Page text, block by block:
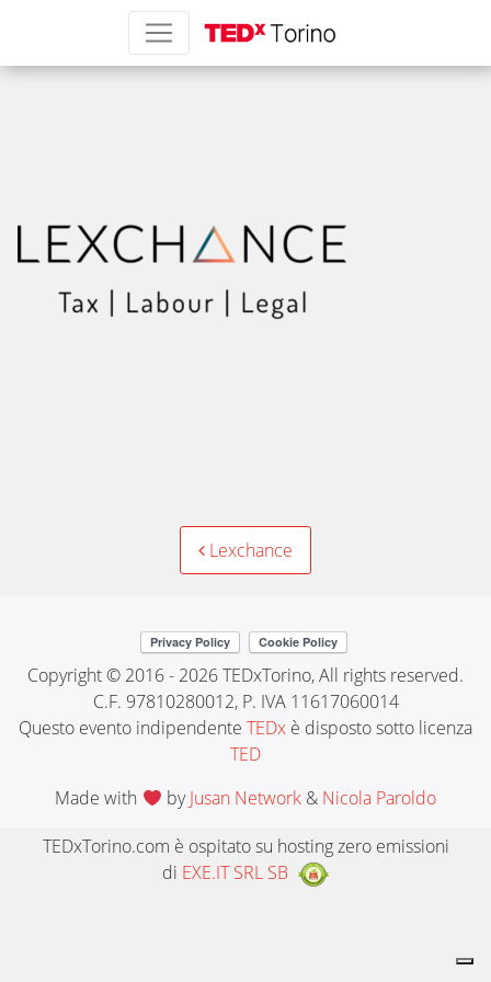
Lexchance
Lexchance
Copyright © 2016 - 2026 TEDxTorino, All rights reserved.
C.F. 97810280012, P. IVA 11617060014
Questo evento indipendente TEDx è disposto sotto licenza
TED
Made with
byJusan Network& Nicola Paroldo
TEDxTorino.com è ospitato su hosting zero emissioni
di EXE.IT SRL SB